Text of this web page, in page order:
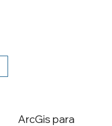
ArcGis para